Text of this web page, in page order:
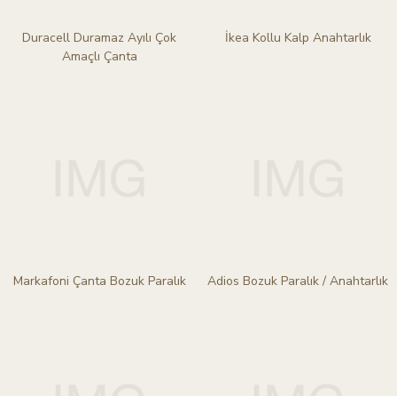
Duracell Duramaz Ayılı Çok
Amaçlı Çanta
İkea Kollu Kalp Anahtarlık
Markafoni Çanta Bozuk Paralık Adios Bozuk Paralık / Anahtarlık